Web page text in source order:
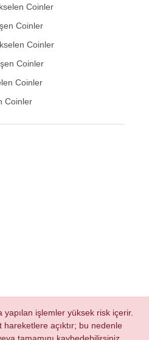
Coinler
Coinler
Coinler
Coinler
Coinler
Coinler
yapılan işlemler yüksek risk içerir.
hareketlere açıktır; bu nedenle
tamamını kaybedebilirsiniz.